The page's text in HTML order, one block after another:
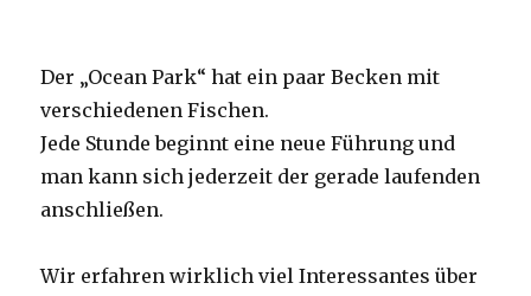
Der „Ocean Park“ hat ein paar Becken mit
verschiedenen Fischen.
Jede Stunde beginnt eine neue Führung und
man kann sich jederzeit der gerade laufenden
anschließen.
Wir erfahren wirklich viel Interessantes über